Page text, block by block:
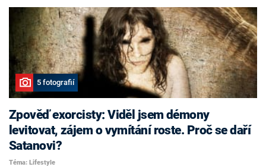
5 fotografií
Zpověď exorcisty: Viděl jsem démony
levitovat, zájem o vymítání roste. Proč se daří
Satanovi?
Téma: Lifestyle